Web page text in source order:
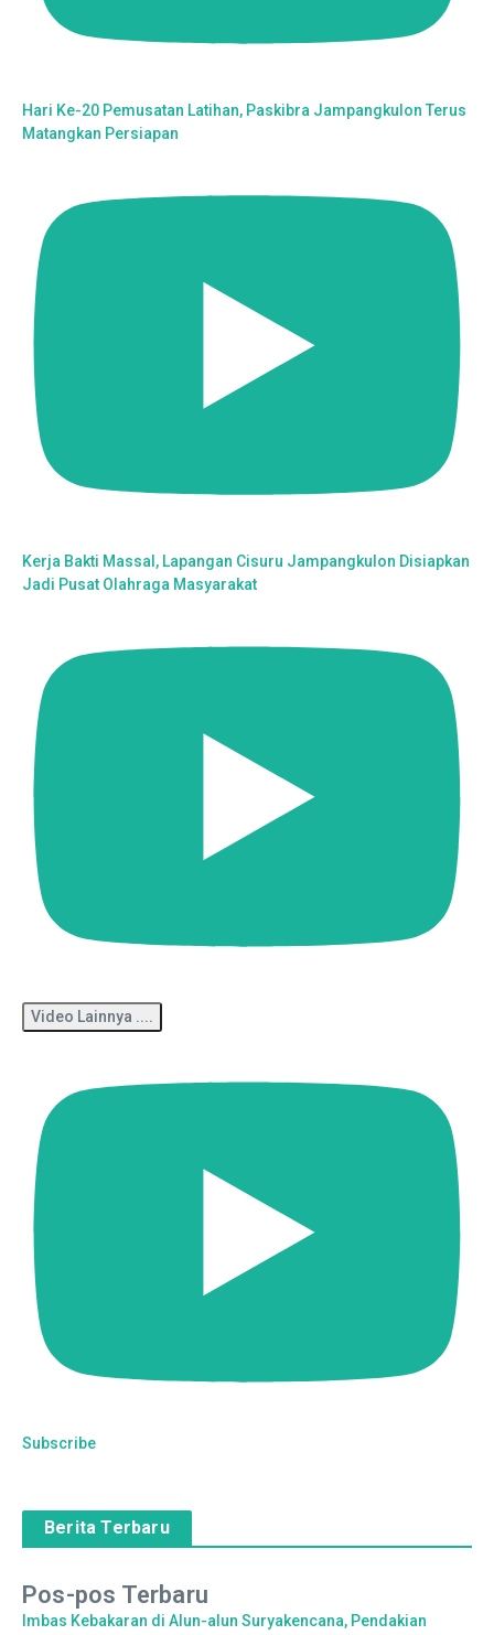
Hari Ke-20 Pemusatan Latihan, Paskibra Jampangkulon Terus
Matangkan Persiapan
Kerja Bakti Massal, Lapangan Cisuru Jampangkulon Disiapkan
Jadi Pusat Olahraga Masyarakat
Video Lainnya ....
Subscribe
Berita Terbaru
Pos-pos Terbaru
Imbas Kebakaran di Alun-alun Suryakencana, Pendakian